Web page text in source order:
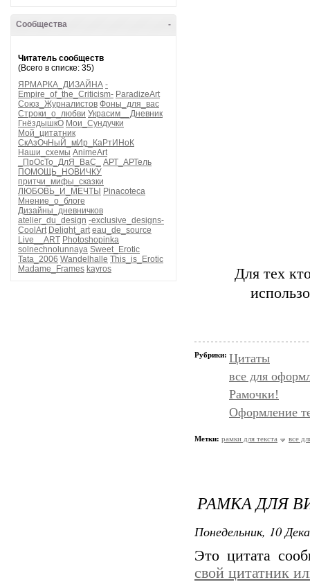
-
Сообщества
Читатель сообществ
(Всего в списке: 35)
ЯРМАРКА_ДИЗАЙНА -
Empire_of_the_Criticism- ParadizeArt
Союз_Журналистов Фоны_для_вас
Строки_о_любви Украсим__Дневник
ГнёздышкО Мои_Сундучки
Мой_цитатник
СкАзОчНыЙ_мИр_КаРтИНоК
Наши_схемы AnimeArt
_ПрОсТо_ДлЯ_ВаС_
АРТ_АРТель
ПОМОЩЬ_НОВИЧКУ
притчи_мифы_сказки
ЛЮБОВЬ_И_МЕЧТЫ Pinacoteca
Мнение_о_блоге
Дизайны_дневничков
atelier_du_design -exclusive_designs-
CoolArt Delight_art eau_de_source
Live__ART Photoshopinka
solnechnolunnaya Sweet_Erotic
Tata_2006 Wandelhalle This_is_Erotic
Madame_Frames kayros
Для тех
Рубрики: Цитаты
все для
Рамочки!
Оформление
Метки: рамки для текста все
РАМКА ДЛЯ
Понедельник, 10
Это цитата
свой цитатник